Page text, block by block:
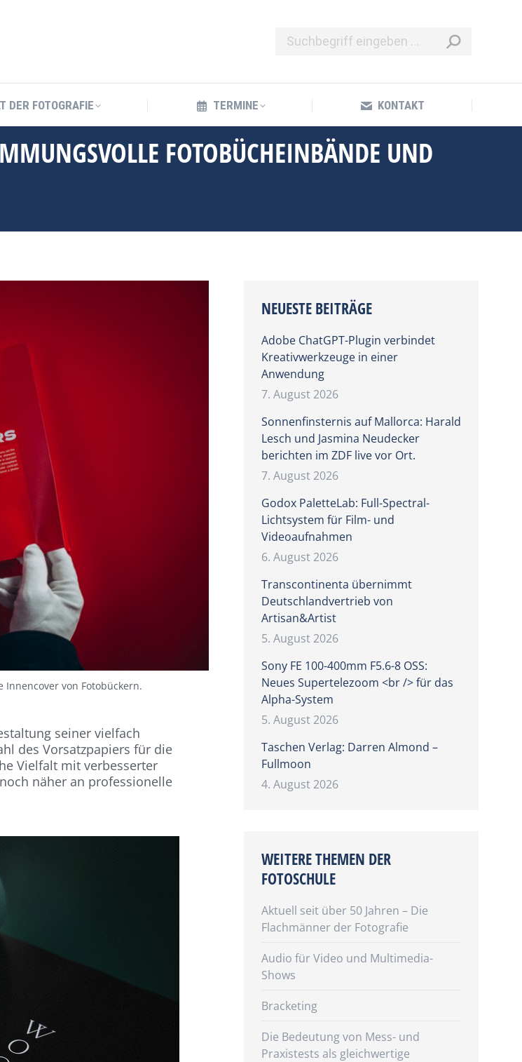
DER FOTOGRAFIE TERMINE KONTAKT
FOTOBÜCHEINBÄNDE UND
von Fotobückern.
seiner vielfach
des Vorsatzpapiers für die
Vielfalt mit verbesserter
näher an professionelle
NEUESTE BEITRÄGE
Adobe ChatGPT-Plugin verbindet
Kreativwerkzeuge in einer
Anwendung
7. August 2026
Sonnenfinsternis auf Mallorca: Harald
Lesch und Jasmina Neudecker
berichten im ZDF live vor Ort.
7. August 2026
Godox PaletteLab: Full-Spectral-
Lichtsystem für Film- und
Videoaufnahmen
6. August 2026
Transcontinenta übernimmt
Deutschlandvertrieb von
Artisan&Artist
5. August 2026
Sony FE 100-400mm F5.6-8 OSS:
Neues Supertelezoom <br /> für das
Alpha-System
5. August 2026
Taschen Verlag: Darren Almond –
Fullmoon
4. August 2026
WEITERE THEMEN DER
FOTOSCHULE
Aktuell seit über 50 Jahren – Die
Flachmänner der Fotografie
Audio für Video und Multimedia-
Shows
Bracketing
Die Bedeutung von Mess- und
Praxistests als gleichwertige